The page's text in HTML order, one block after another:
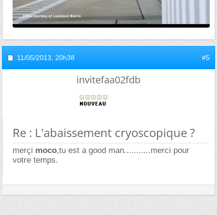
11/05/2013, 20h38 #5
invitefaa02fdb
Re : L'abaissement cryoscopique ?
merçi moco,tu est a good man...........merci pour
votre temps.